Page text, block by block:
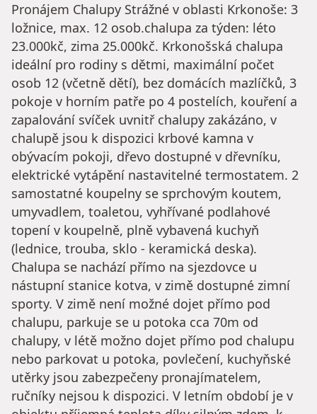
Pronájem Chalupy Strážné v oblasti Krkonoše: 3
ložnice, max. 12 osob.chalupa za týden: léto
23.000kč, zima 25.000kč. Krkonošská chalupa
ideální pro rodiny s dětmi, maximální počet
osob 12 (včetně dětí), bez domácích mazlíčků, 3
pokoje v horním patře po 4 postelích, kouření a
zapalování svíček uvnitř chalupy zakázáno, v
chalupě jsou k dispozici krbové kamna v
obývacím pokoji, dřevo dostupné v dřevníku,
elektrické vytápění nastavitelné termostatem. 2
samostatné koupelny se sprchovým koutem,
umyvadlem, toaletou, vyhřívané podlahové
topení v koupelně, plně vybavená kuchyň
(lednice, trouba, sklo - keramická deska).
Chalupa se nachází přímo na sjezdovce u
nástupní stanice kotva, v zimě dostupné zimní
sporty. V zimě není možné dojet přímo pod
chalupu, parkuje se u potoka cca 70m od
chalupy, v létě možno dojet přímo pod chalupu
nebo parkovat u potoka, povlečení, kuchyňské
utěrky jsou zabezpečeny pronajímatelem,
ručníky nejsou k dispozici. V letním období je v